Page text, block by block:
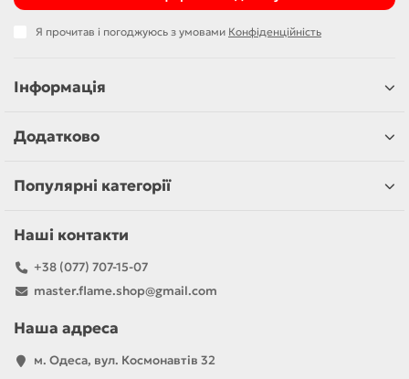
Я прочитав і погоджуюсь з умовами Конфіденційність
Інформація
Додатково
Популярні категорії
Наші контакти
+38 (077) 707-15-07
master.flame.shop@gmail.com
Наша адреса
м. Одеса, вул. Космонавтів 32